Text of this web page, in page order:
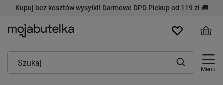
Kupuj bez kosztów wysyłki! Darmowe DPD Pickup od 119 zł 🚚
Menu